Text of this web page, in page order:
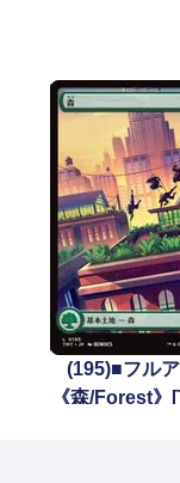
(195)■フル
《森/Forest》